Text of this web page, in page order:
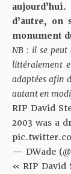
d’autre,
monument
NB : il se peut
littéralement
adaptées afin
autant en
RIP David
2003 was a
— DWade
« RIP David